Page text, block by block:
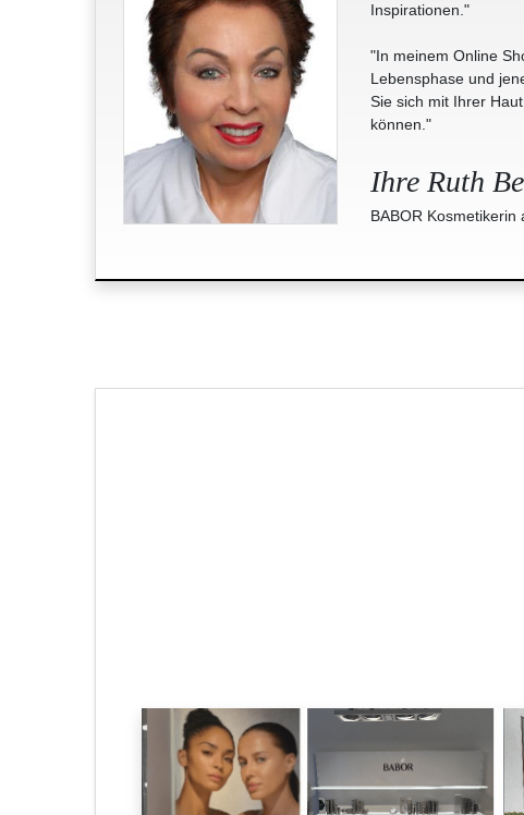
Inspirationen."
"In meinem Online
Lebensphase und
Sie sich mit Ihrer
können."
Ihre Ruth
BABOR Kosmetikerin